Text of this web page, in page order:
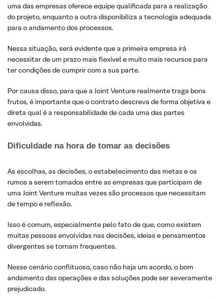
uma das empresas oferece equipe qualificada para a realização
do projeto, enquanto a outra disponibiliza a tecnologia adequada
para o andamento dos processos.
Nessa situação, será evidente que a primeira empresa irá
necessitar de um prazo mais flexível e muito mais recursos para
ter condições de cumprir com a sua parte.
Por causa disso, para que a Joint Venture realmente traga bons
frutos, é importante que o contrato descreva de forma objetiva e
direta qual é a responsabilidade de cada uma das partes
envolvidas.
Dificuldade na hora de tomar as decisões
As escolhas, as decisões, o estabelecimento das metas e os
rumos a serem tomados entre as empresas que participam de
uma Joint Venture muitas vezes são processos que necessitam
de tempo e reflexão.
Isso é comum, especialmente pelo fato de que, como existem
muitas pessoas envolvidas nas decisões, ideias e pensamentos
divergentes se tornam frequentes.
Nesse cenário conflituoso, caso não haja um acordo, o bom
andamento das operações e das soluções pode ser severamente
prejudicado.